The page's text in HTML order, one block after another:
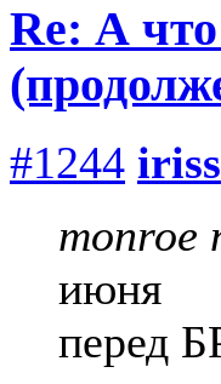
Re: А
#1244 iriss
monroe
июня
перед